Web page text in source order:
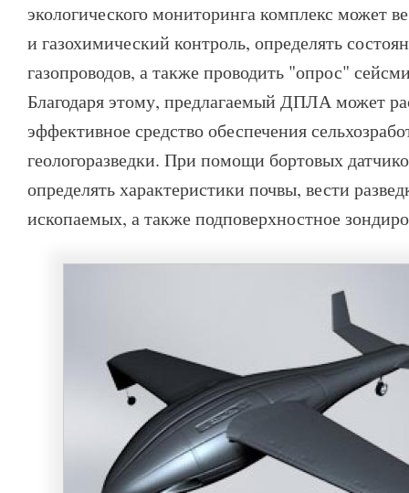
экологического мониторинга комплекс может
и газохимический контроль, определять
газопроводов, а также проводить "опрос"
Благодаря этому, предлагаемый ДПЛА может
эффективное средство обеспечения
геологоразведки. При помощи бортовых
определять характеристики почвы, вести
ископаемых, а также подповерхностное